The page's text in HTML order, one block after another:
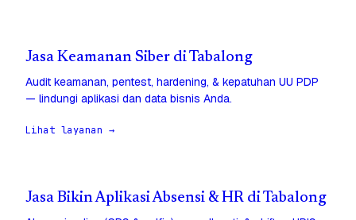
Jasa Keamanan Siber di Tabalong
Audit keamanan, pentest, hardening, & kepatuhan UU PDP
— lindungi aplikasi dan data bisnis Anda.
Lihat layanan →
Jasa Bikin Aplikasi Absensi & HR di Tabalong